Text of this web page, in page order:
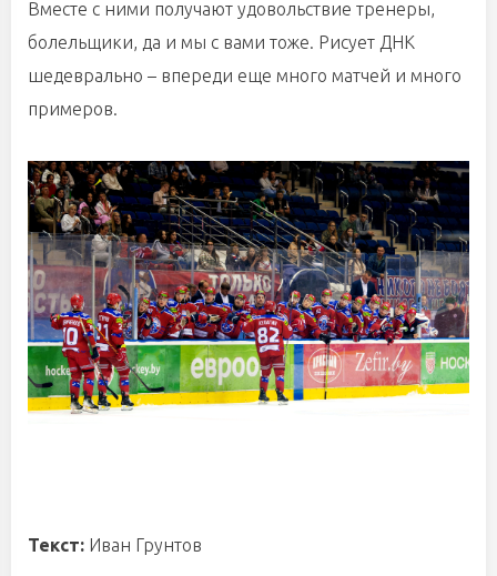
Вместе с ними получают удовольствие тренеры,
болельщики, да и мы с вами тоже. Рисует ДНК
шедеврально – впереди еще много матчей и много
примеров.
Текст: Иван Грунтов